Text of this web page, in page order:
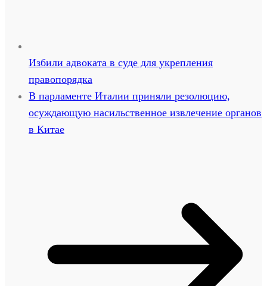
Избили адвоката в суде для укрепления
правопорядка
В парламенте Италии приняли резолюцию,
осуждающую насильственное извлечение органов
в Китае